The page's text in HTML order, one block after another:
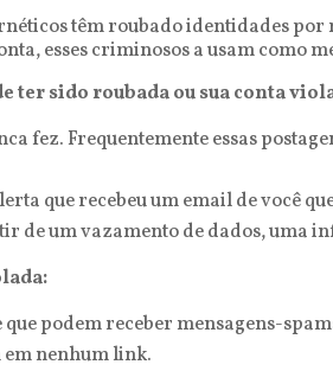
têm roubado identidades por
esses criminosos a usam como
ter sido roubada ou sua conta
fez. Frequentemente essas
que recebeu um email de você
de um vazamento de dados, uma
que podem receber mensagens-
nenhum link.